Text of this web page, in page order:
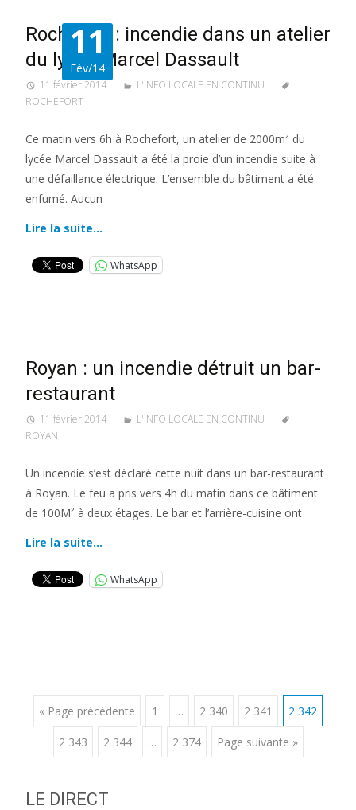
11
Fév/14
Rochefort : incendie dans un atelier
du lycée Marcel Dassault
11 février 2014
L'INFO LOCALE EN CONTINU
ROCHEFORT
Ce matin vers 6h à Rochefort, un atelier de 2000m² du
lycée Marcel Dassault a été la proie d’un incendie suite à
une défaillance électrique. L’ensemble du bâtiment a été
enfumé. Aucun
Lire la suite…
WhatsApp
Royan : un incendie détruit un bar-
restaurant
11 février 2014
L'INFO LOCALE EN CONTINU
ROYAN
Un incendie s’est déclaré cette nuit dans un bar-restaurant
à Royan. Le feu a pris vers 4h du matin dans ce bâtiment
de 100M² à deux étages. Le bar et l’arrière-cuisine ont
Lire la suite…
WhatsApp
Posts
navigation
« Page précédente 1 … 2 340 2 341 2 342
2 343 2 344 … 2 374 Page suivante »
LE DIRECT